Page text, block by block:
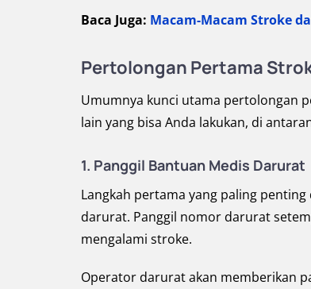
Baca Juga: Macam-Macam Stroke
Pertolongan Pertama
Umumnya kunci utama pertolongan
lain yang bisa Anda lakukan, di
1. Panggil Bantuan Medis Darurat
Langkah pertama yang paling penting
darurat. Panggil nomor darurat
mengalami stroke.
Operator darurat akan memberikan